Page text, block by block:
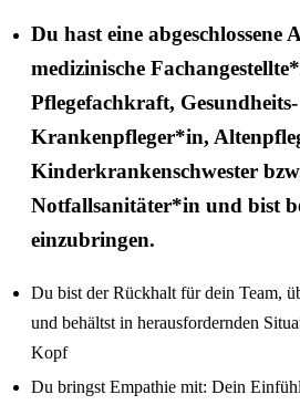
Du hast eine abgeschlossene
medizinische
Pflegefachkraft,
Krankenpfleger*in,
Kinderkrankenschwester
Notfallsanitäter*in und bist
einzubringen.
Du bist der Rückhalt für dein Team,
und behältst in herausfordernden
Kopf
Du bringst Empathie mit: Dein